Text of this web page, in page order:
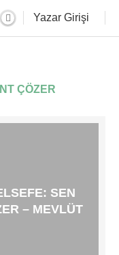
Yazar Girişi
ÇÖZER
SEN
– MEVLÜT